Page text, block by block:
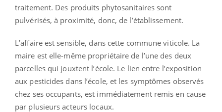
traitement. Des produits phytosanitaires sont
pulvérisés, à proximité, donc, de l’établissement.
L’affaire est sensible, dans cette commune viticole. La
maire est elle-même propriétaire de l’une des deux
parcelles qui jouxtent l’école. Le lien entre l’exposition
aux pesticides dans l’école, et les symptômes observés
chez ses occupants, est immédiatement remis en cause
par plusieurs acteurs locaux.